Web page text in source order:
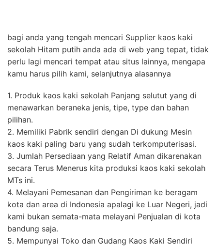
bagi anda yang tengah mencari Supplier kaos kaki
sekolah Hitam putih anda ada di web yang tepat, tidak
perlu lagi mencari tempat atau situs lainnya, mengapa
kamu harus pilih kami, selanjutnya alasannya
1. Produk kaos kaki sekolah Panjang selutut yang di
menawarkan beraneka jenis, tipe, type dan bahan
pilihan.
2. Memiliki Pabrik sendiri dengan Di dukung Mesin
kaos kaki paling baru yang sudah terkomputerisasi.
3. Jumlah Persediaan yang Relatif Aman dikarenakan
secara Terus Menerus kita produksi kaos kaki sekolah
MTs ini.
4. Melayani Pemesanan dan Pengiriman ke beragam
kota dan area di Indonesia apalagi ke Luar Negeri, jadi
kami bukan semata-mata melayani Penjualan di kota
bandung saja.
5. Mempunyai Toko dan Gudang Kaos Kaki Sendiri